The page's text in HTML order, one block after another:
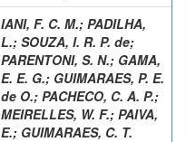
IANI, F. C. M.; PADILHA,
L.; SOUZA, I. R. P. de;
PARENTONI, S. N.; GAMA,
E. E. G.; GUIMARAES, P. E.
de O.; PACHECO, C. A. P.;
MEIRELLES, W. F.; PAIVA,
E.; GUIMARAES, C. T.